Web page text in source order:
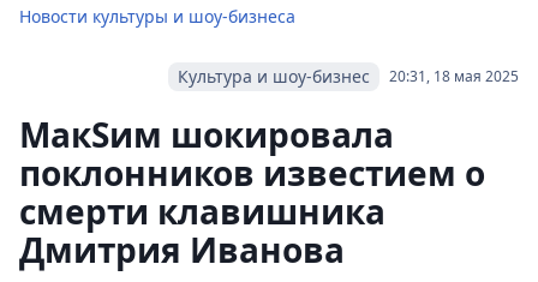
Новости культуры и шоу-бизнеса
20:31, 18 мая 2025
Культура и шоу-бизнес
МакSим шокировала
поклонников известием о
смерти клавишника
Дмитрия Иванова